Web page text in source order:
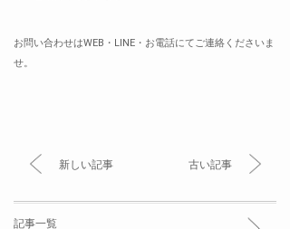
お問い合わせはWEB・LINE・お電話にてご連絡くださいま
せ。
新しい記事 古い記事
記事一覧